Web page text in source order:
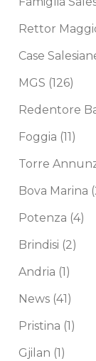
Rettor
Case
MGS (126)
Redentore
Foggia (11)
Torre
Bova Marina
Potenza (4)
Brindisi (2)
Andria (1)
News (41)
Pristina (1)
Gjilan (1)